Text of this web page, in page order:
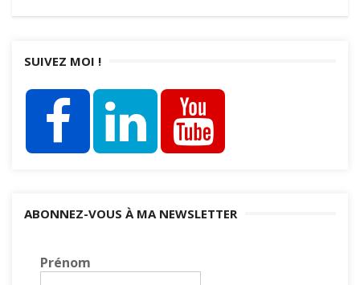
SUIVEZ MOI !
ABONNEZ-VOUS À MA NEWSLETTER
Prénom